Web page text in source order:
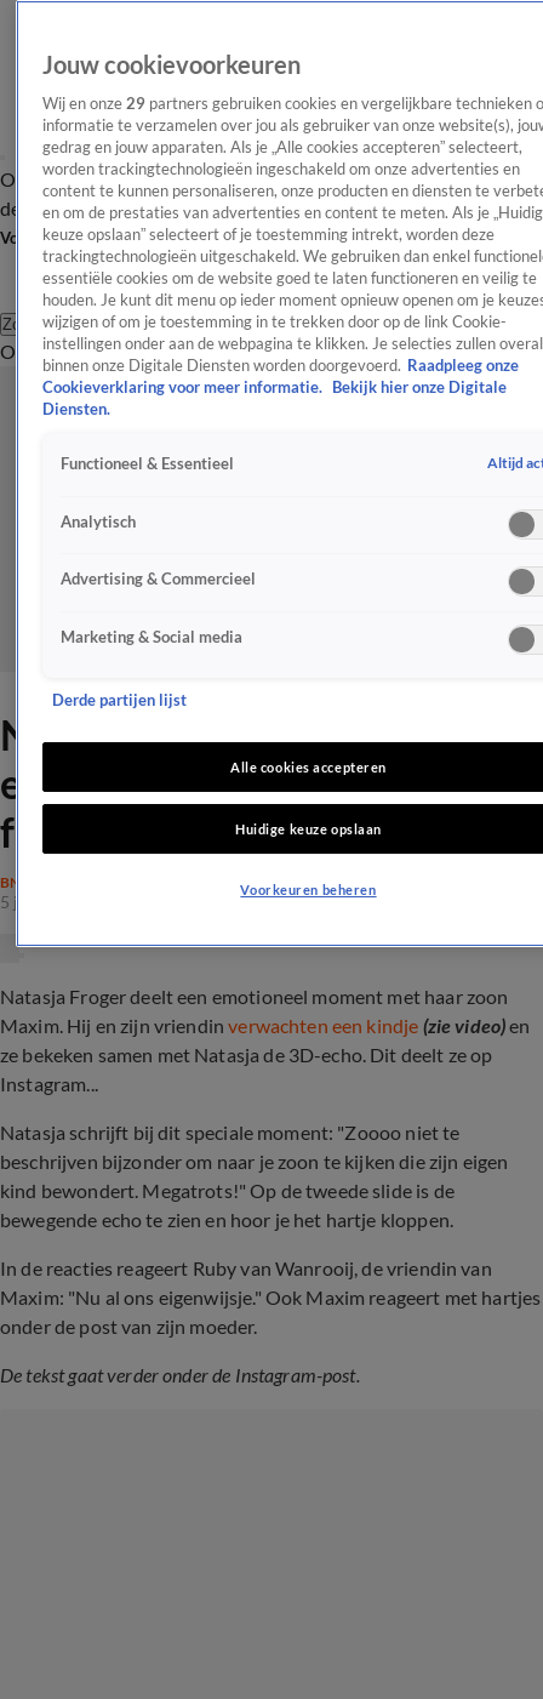
OverzichtAfleveringen Entertainment TV Algemeen
Tip
de redactieNieuwsbrief
Volg Shownieuws
Zoeken
OverzichtEntertainmentSpraakmakendRealityCrimeVideo's
Natasja Froger deelt
emotioneel moment met
familie
BN'ERS
5 juli 2024, 17:19
Natasja Froger deelt een emotioneel moment met haar zoon
Maxim. Hij en zijn vriendin verwachten een kindje (zie video)en
ze bekeken samen met Natasja de 3D-echo. Dit deelt ze op
Instagram...
Natasja schrijft bij dit speciale moment: "Zoooo niet te
beschrijven bijzonder om naar je zoon te kijken die zijn eigen
kind bewondert. Megatrots!" Op de tweede slide is de
bewegende echo te zien en hoor je het hartje kloppen.
In de reacties reageert Ruby van Wanrooij, de vriendin van
Maxim: "Nu al ons eigenwijsje." Ook Maxim reageert met hartjes
onder de post van zijn moeder.
De tekst gaat verder onder de Instagram-post.
Jouw cookievoorkeuren
Wij en onze 29 partners gebruiken cookies en vergelijkbare technieken
informatie te verzamelen over jou als gebruiker van onze website(s),
gedrag en jouw apparaten. Als je „Alle cookies accepteren” selecteert,
worden trackingtechnologieën ingeschakeld om onze advertenties en
content te kunnen personaliseren, onze producten en diensten te
en om de prestaties van advertenties en content te meten. Als je
keuze opslaan” selecteert of je toestemming intrekt, worden deze
trackingtechnologieën uitgeschakeld. We gebruiken dan enkel
essentiële cookies om de website goed te laten functioneren en veilig te
houden. Je kunt dit menu op ieder moment opnieuw openen om je
wijzigen of om je toestemming in te trekken door op de link Cookie-
instellingen onder aan de webpagina te klikken. Je selecties zullen overal
binnen onze Digitale Diensten worden doorgevoerd. Raadpleeg onze
Cookieverklaring voor meer informatie.
Bekijk hier onze Digitale
Diensten.
Functioneel & Essentieel Altijd
Analytisch
Advertising & Commercieel
Marketing & Social media
Derde partijen lijst
Alle cookies accepteren
Huidige keuze opslaan
Voorkeuren beheren